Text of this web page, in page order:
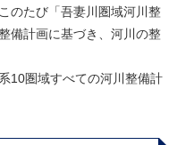
のたび「吾妻川圏域河川整
備計画に基づき、河川の整
10圏域すべての河川整備計